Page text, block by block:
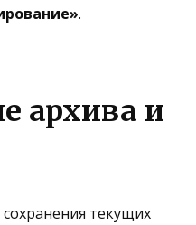
.
архива и
текущих